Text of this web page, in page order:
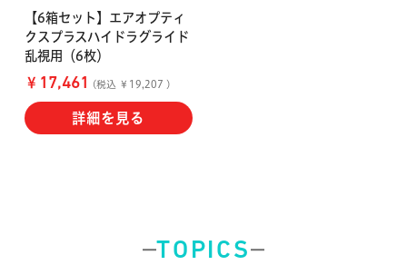
【6箱セット】エアオプティ
クスプラスハイドラグライド
乱視用（6枚）
￥ 17,461 (税込 ￥19,207 )
詳細を見る
TOPICS